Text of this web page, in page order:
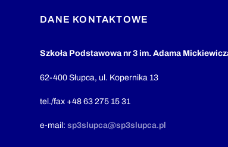
DANE KONTAKTOWE
Szkoła Podstawowa nr 3 im. Adama
62-400 Słupca, ul. Kopernika 13
tel./fax +48 63 275 15 31
e-mail:sp3slupca@sp3slupca.pl